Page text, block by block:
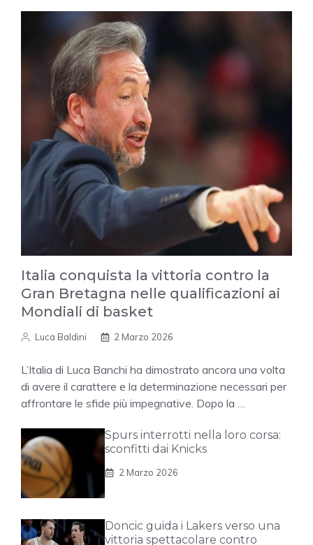
Italia conquista la vittoria contro la
Gran Bretagna nelle qualificazioni ai
Mondiali di basket
Luca Baldini 2 Marzo 2026
L’Italia di Luca Banchi ha dimostrato ancora una volta
di avere il carattere e la determinazione necessari per
affrontare le sfide più impegnative. Dopo la …
Spurs interrotti nella loro corsa:
sconfitti dai Knicks
2 Marzo 2026
Doncic guida i Lakers verso una
vittoria spettacolare contro